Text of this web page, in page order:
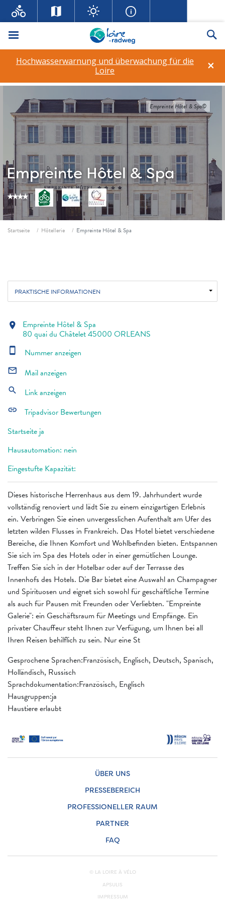
Menü
×
Hochwasserwarnung und überwachung für die
Loire
Empreinte Hôtel & Spa
star_ratestar_ratestar_ratestar_rate
Empreinte Hôtel & Spa©
Fil d'ariane
Startseite Hôtellerie Empreinte Hôtel & Spa
PRAKTISCHE INFORMATIONEN
Dieses historische Herrenhaus aus dem 19. Jahrhundert wurde
vollständig renoviert und lädt Sie zu einem einzigartigen Erlebnis
ein. Verbringen Sie einen unvergesslichen Aufenthalt am Ufer des
letzten wilden Flusses in Frankreich. Das Hotel bietet verschiedene
Bereiche, die Ihnen Komfort und Wohlbefinden bieten. Entspannen
Sie sich im Spa des Hotels oder in einer gemütlichen Lounge.
Treffen Sie sich in der Hotelbar oder auf der Terrasse des
Innenhofs des Hotels. Die Bar bietet eine Auswahl an Champagner
und Spirituosen und eignet sich sowohl für geschäftliche Termine
als auch für Pausen mit Freunden oder Verliebten. "Empreinte
Galerie": ein Geschäftsraum für Meetings und Empfänge. Ein
privater Chauffeur steht Ihnen zur Verfügung, um Ihnen bei all
Ihren Reisen behilflich zu sein. Nur eine St
Gesprochene Sprachen:Französisch, Englisch, Deutsch, Spanisch,
Holländisch, Russisch
Sprachdokumentation:Französisch, Englisch
Hausgruppen:ja
Haustiere erlaubt
location_on Empreinte Hôtel & Spa
80 quai du Châtelet 45000 ORLEANS
smartphone Nummer anzeigen
mail_outline Mail anzeigen
search Link anzeigen
link
Tripadvisor Bewertungen
Startseite ja
Hausautomation: nein
Eingestufte Kapazität:
ÜBER UNS
PRESSEBEREICH
PROFESSIONELLER RAUM
PARTNER
FAQ
© LA LOIRE À VÉLO
APSULIS
IMPRESSUM